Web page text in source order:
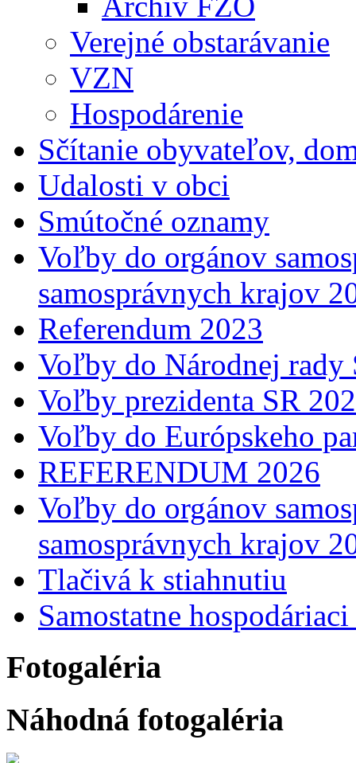
Verejné obstarávanie
VZN
Hospodárenie
Sčítanie obyvateľov,
Udalosti v obci
Smútočné oznamy
Voľby do orgánov
samosprávnych krajov
Referendum 2023
Voľby do Národnej
Voľby prezidenta SR
Voľby do Európskeho
REFERENDUM 2026
Voľby do orgánov
samosprávnych krajov
Tlačivá k stiahnutiu
Samostatne
Fotogaléria
Náhodná fotogaléria